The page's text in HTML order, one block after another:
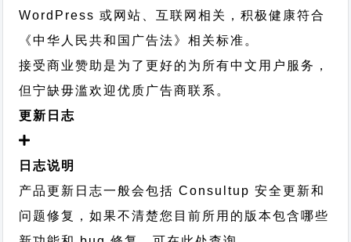
WordPress 或网站、互联网相关，积极健康符合
《中华人民共和国广告法》相关标准。
接受商业赞助是为了更好的为所有中文用户服务，
但宁缺毋滥欢迎优质广告商联系。
更新日志
日志说明
产品更新日志一般会包括 Consultup 安全更新和
问题修复，如果不清楚您目前所用的版本包含哪些